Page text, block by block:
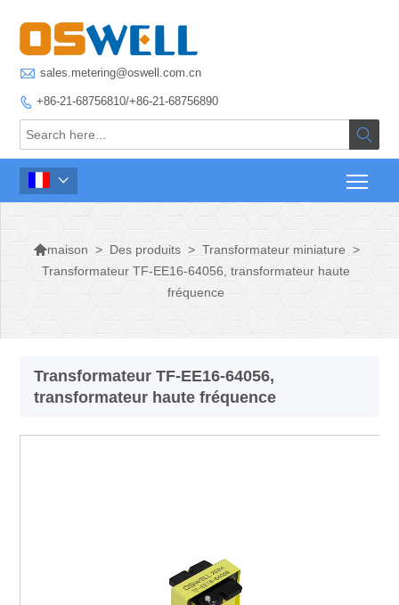
 sales.metering@oswell.com.cn
 +86-21-68756810/+86-21-68756890


maison > Des produits > Transformateur miniature >
Transformateur TF-EE16-64056, transformateur haute
fréquence
Transformateur TF-EE16-64056,
transformateur haute fréquence